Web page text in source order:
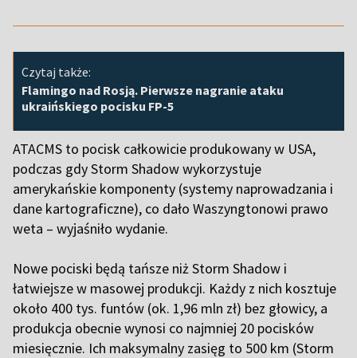
Czytaj także:
Flamingo nad Rosją. Pierwsze nagranie ataku
ukraińskiego pocisku FP-5
ATACMS to pocisk całkowicie produkowany w USA,
podczas gdy Storm Shadow wykorzystuje
amerykańskie komponenty (systemy naprowadzania i
dane kartograficzne), co dało Waszyngtonowi prawo
weta – wyjaśniło wydanie.
Nowe pociski będą tańsze niż Storm Shadow i
łatwiejsze w masowej produkcji. Każdy z nich kosztuje
około 400 tys. funtów (ok. 1,96 mln zł) bez głowicy, a
produkcja obecnie wynosi co najmniej 20 pocisków
miesięcznie. Ich maksymalny zasięg to 500 km (Storm